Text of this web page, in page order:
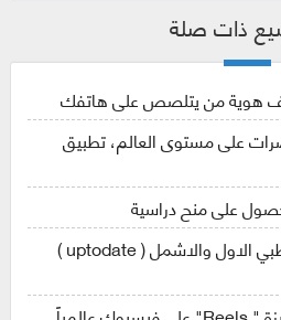
ذات صلة
على مستوى العالم، تطبيق
على منح دراسية
احصل الان على الموقع الاطبي الاول والاشمل ( uptodate )